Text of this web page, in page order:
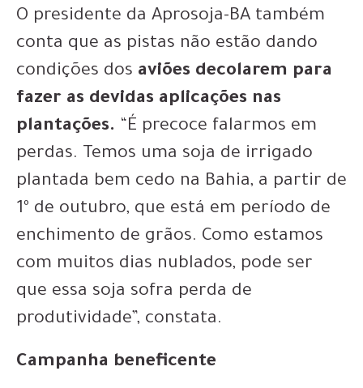
O presidente da Aprosoja-BA também
conta que as pistas não estão dando
condições dos aviões decolarem para
fazer as devidas aplicações nas
plantações. “É precoce falarmos em
perdas. Temos uma soja de irrigado
plantada bem cedo na Bahia, a partir de
1º de outubro, que está em período de
enchimento de grãos. Como estamos
com muitos dias nublados, pode ser
que essa soja sofra perda de
produtividade”, constata.
Campanha beneficente